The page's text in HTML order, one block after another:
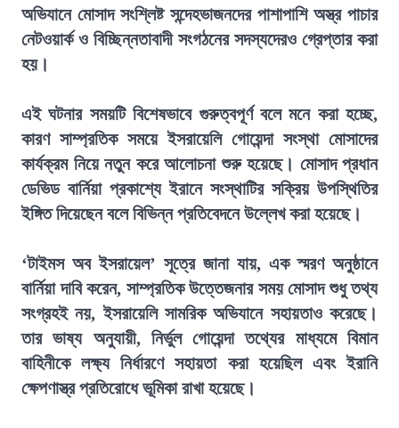
অভিযানে মোসাদ সংশ্লিষ্ট সন্দেহভাজনদের পাশাপাশি অস্ত্র পাচার
নেটওয়ার্ক ও বিচ্ছিন্নতাবাদী সংগঠনের সদস্যদেরও গ্রেপ্তার করা
হয়।
এই ঘটনার সময়টি বিশেষভাবে গুরুত্বপূর্ণ বলে মনে করা হচ্ছে,
কারণ সাম্প্রতিক সময়ে ইসরায়েলি গোয়েন্দা সংস্থা মোসাদের
কার্যক্রম নিয়ে নতুন করে আলোচনা শুরু হয়েছে। মোসাদ প্রধান
ডেভিড বার্নিয়া প্রকাশ্যে ইরানে সংস্থাটির সক্রিয় উপস্থিতির
ইঙ্গিত দিয়েছেন বলে বিভিন্ন প্রতিবেদনে উল্লেখ করা হয়েছে।
‘টাইমস অব ইসরায়েল’ সূত্রে জানা যায়, এক স্মরণ অনুষ্ঠানে
বার্নিয়া দাবি করেন, সাম্প্রতিক উত্তেজনার সময় মোসাদ শুধু তথ্য
সংগ্রহই নয়, ইসরায়েলি সামরিক অভিযানে সহায়তাও করেছে।
তার ভাষ্য অনুযায়ী, নির্ভুল গোয়েন্দা তথ্যের মাধ্যমে বিমান
বাহিনীকে লক্ষ্য নির্ধারণে সহায়তা করা হয়েছিল এবং ইরানি
ক্ষেপণাস্ত্র প্রতিরোধে ভূমিকা রাখা হয়েছে।